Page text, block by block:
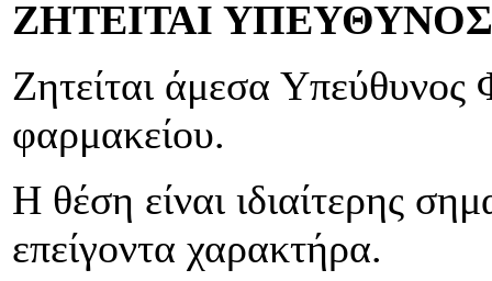
ΖΗΤΕΙΤΑΙ
Ζητείται άμεσα Υπεύθυνος
φαρμακείου.
Η θέση είναι ιδιαίτερης
επείγοντα χαρακτήρα.